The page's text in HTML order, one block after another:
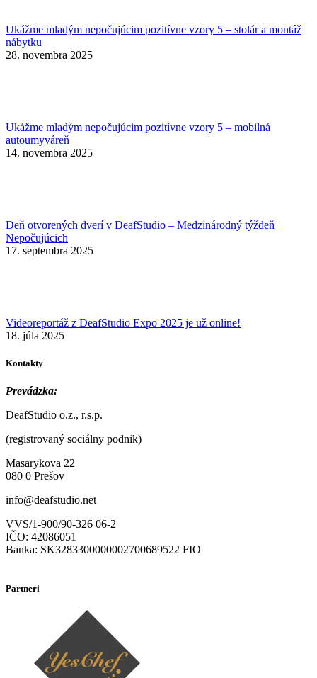
Ukážme mladým nepočujúcim pozitívne vzory 5 – stolár a montáž
nábytku
28. novembra 2025
Ukážme mladým nepočujúcim pozitívne vzory 5 – mobilná
autoumyváreň
14. novembra 2025
Deň otvorených dverí v DeafStudio – Medzinárodný týždeň
Nepočujúcich
17. septembra 2025
Videoreportáž z DeafStudio Expo 2025 je už online!
18. júla 2025
Kontakty
Prevádzka:
DeafStudio o.z., r.s.p.
(registrovaný sociálny podnik)
Masarykova 22
080 0 Prešov
info@deafstudio.net
VVS/1-900/90-326 06-2
IČO: 42086051
Banka: SK3283300000002700689522 FIO
Partneri